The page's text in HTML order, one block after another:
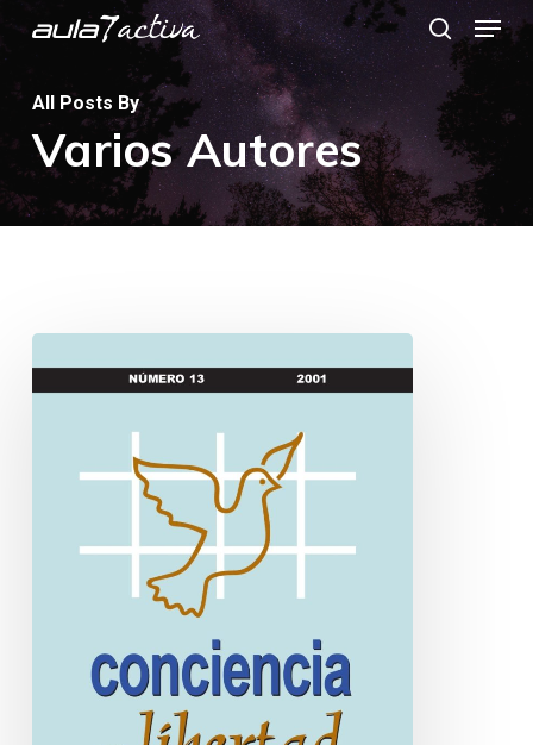
to
main
content
search
Menu
All Posts By
Varios Autores